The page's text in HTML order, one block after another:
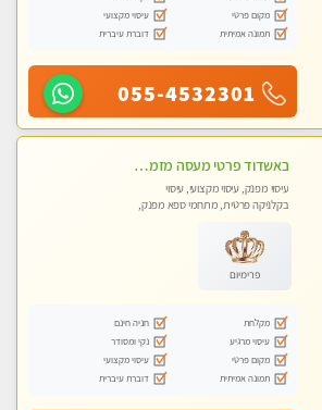
מקום פרטי
עיסוי מקצועי
תמונה אמיתית
דוברת עיברית
055-4532301
באשדוד פרטי מעסה מזמינה אותך לעיסוי מפנק ! פינוק מרגיע שרות vip מובטח. ללא מין !!
עיסוי מפנק, עיסוי מקצועי, עיסוי
בקלניקה פרטית, מתחמי ספא מפנק,
פרימיום
מקלחת
חניה חינם
עיסוי מרגיע
נקי ומסודר
מקום פרטי
עיסוי מקצועי
תמונה אמיתית
דוברת עיברית